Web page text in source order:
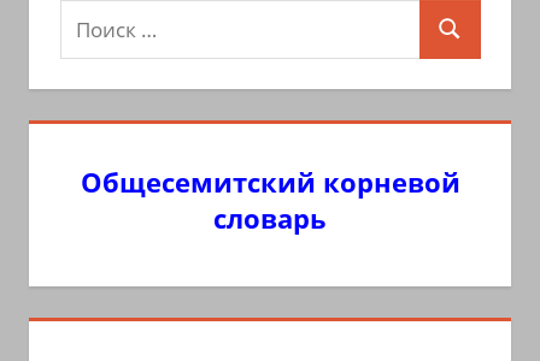
Поиск
для:
Поиск
Общесемитский корневой
словарь